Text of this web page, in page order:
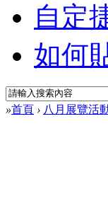
自定
如何
»首頁 › 八月展覽活